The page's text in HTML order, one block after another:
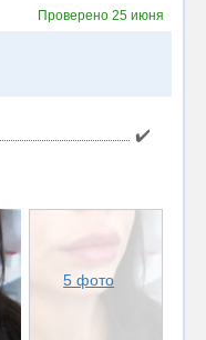
Проверено 25 июня
✔️
5 фото